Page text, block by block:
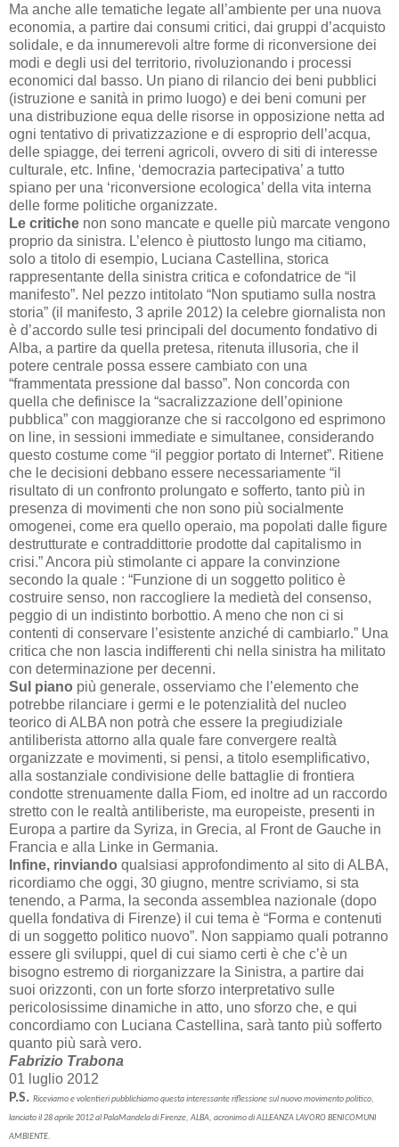
Ma anche alle tematiche legate all’ambiente per una nuova
economia, a partire dai consumi critici, dai gruppi d’acquisto
solidale, e da innumerevoli altre forme di riconversione dei
modi e degli usi del territorio, rivoluzionando i processi
economici dal basso. Un piano di rilancio dei beni pubblici
(istruzione e sanità in primo luogo) e dei beni comuni per
una distribuzione equa delle risorse in opposizione netta ad
ogni tentativo di privatizzazione e di esproprio dell’acqua,
delle spiagge, dei terreni agricoli, ovvero di siti di interesse
culturale, etc. Infine, ‘democrazia partecipativa’ a tutto
spiano per una ‘riconversione ecologica’ della vita interna
delle forme politiche organizzate.
Le critiche non sono mancate e quelle più marcate vengono
proprio da sinistra. L’elenco è piuttosto lungo ma citiamo,
solo a titolo di esempio, Luciana Castellina, storica
rappresentante della sinistra critica e cofondatrice de “il
manifesto”. Nel pezzo intitolato “Non sputiamo sulla nostra
storia” (il manifesto, 3 aprile 2012) la celebre giornalista non
è d’accordo sulle tesi principali del documento fondativo di
Alba, a partire da quella pretesa, ritenuta illusoria, che il
potere centrale possa essere cambiato con una
“frammentata pressione dal basso”. Non concorda con
quella che definisce la “sacralizzazione dell’opinione
pubblica” con maggioranze che si raccolgono ed esprimono
on line, in sessioni immediate e simultanee, considerando
questo costume come “il peggior portato di Internet”. Ritiene
che le decisioni debbano essere necessariamente “il
risultato di un confronto prolungato e sofferto, tanto più in
presenza di movimenti che non sono più socialmente
omogenei, come era quello operaio, ma popolati dalle figure
destrutturate e contraddittorie prodotte dal capitalismo in
crisi.” Ancora più stimolante ci appare la convinzione
secondo la quale : “Funzione di un soggetto politico è
costruire senso, non raccogliere la medietà del consenso,
peggio di un indistinto borbottio. A meno che non ci si
contenti di conservare l’esistente anziché di cambiarlo.” Una
critica che non lascia indifferenti chi nella sinistra ha militato
con determinazione per decenni.
Sul piano più generale, osserviamo che l’elemento che
potrebbe rilanciare i germi e le potenzialità del nucleo
teorico di ALBA non potrà che essere la pregiudiziale
antiliberista attorno alla quale fare convergere realtà
organizzate e movimenti, si pensi, a titolo esemplificativo,
alla sostanziale condivisione delle battaglie di frontiera
condotte strenuamente dalla Fiom, ed inoltre ad un raccordo
stretto con le realtà antiliberiste, ma europeiste, presenti in
Europa a partire da Syriza, in Grecia, al Front de Gauche in
Francia e alla Linke in Germania.
Infine, rinviando qualsiasi approfondimento al sito di ALBA,
ricordiamo che oggi, 30 giugno, mentre scriviamo, si sta
tenendo, a Parma, la seconda assemblea nazionale (dopo
quella fondativa di Firenze) il cui tema è “Forma e contenuti
di un soggetto politico nuovo”. Non sappiamo quali potranno
essere gli sviluppi, quel di cui siamo certi è che c’è un
bisogno estremo di riorganizzare la Sinistra, a partire dai
suoi orizzonti, con un forte sforzo interpretativo sulle
pericolosissime dinamiche in atto, uno sforzo che, e qui
concordiamo con Luciana Castellina, sarà tanto più sofferto
quanto più sarà vero.
Fabrizio Trabona
01 luglio 2012
P.S. Riceviamo e volentieri pubblichiamo questa interessante riflessione sul nuovo movimento politico,
lanciato il 28 aprile 2012 al PalaMandela di Firenze, ALBA, acronimo di ALLEANZA LAVORO BENICOMUNI
AMBIENTE.